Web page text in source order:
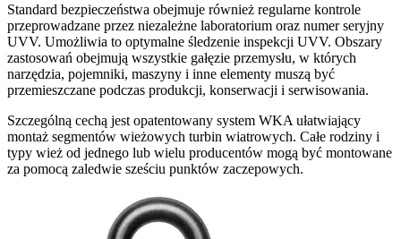
Standard bezpieczeństwa obejmuje również regularne kontrole
przeprowadzane przez niezależne laboratorium oraz numer seryjny
UVV. Umożliwia to optymalne śledzenie inspekcji UVV. Obszary
zastosowań obejmują wszystkie gałęzie przemysłu, w których
narzędzia, pojemniki, maszyny i inne elementy muszą być
przemieszczane podczas produkcji, konserwacji i serwisowania.
Szczególną cechą jest opatentowany system WKA ułatwiający
montaż segmentów wieżowych turbin wiatrowych. Całe rodziny i
typy wież od jednego lub wielu producentów mogą być montowane
za pomocą zaledwie sześciu punktów zaczepowych.